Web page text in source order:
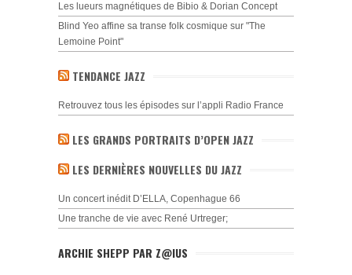
Les lueurs magnétiques de Bibio & Dorian Concept
Blind Yeo affine sa transe folk cosmique sur "The
Lemoine Point"
TENDANCE JAZZ
Retrouvez tous les épisodes sur l’appli Radio France
LES GRANDS PORTRAITS D’OPEN JAZZ
LES DERNIÈRES NOUVELLES DU JAZZ
Un concert inédit D’ELLA, Copenhague 66
Une tranche de vie avec René Urtreger;
ARCHIE SHEPP PAR Z@IUS